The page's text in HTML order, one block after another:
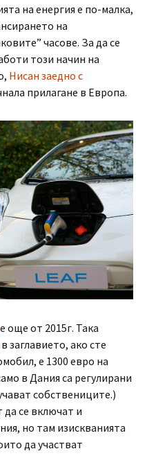
на енергия е по-малка,
на
часове. За да се
този начин на
Нисан заедно с
прилагане в Европа.
е още от 2015г. Така
заглавието, ако сте
е 1300 евро на
в Дания са регулирани
собствениците.)
да се включат и
но там изискванията
да участват